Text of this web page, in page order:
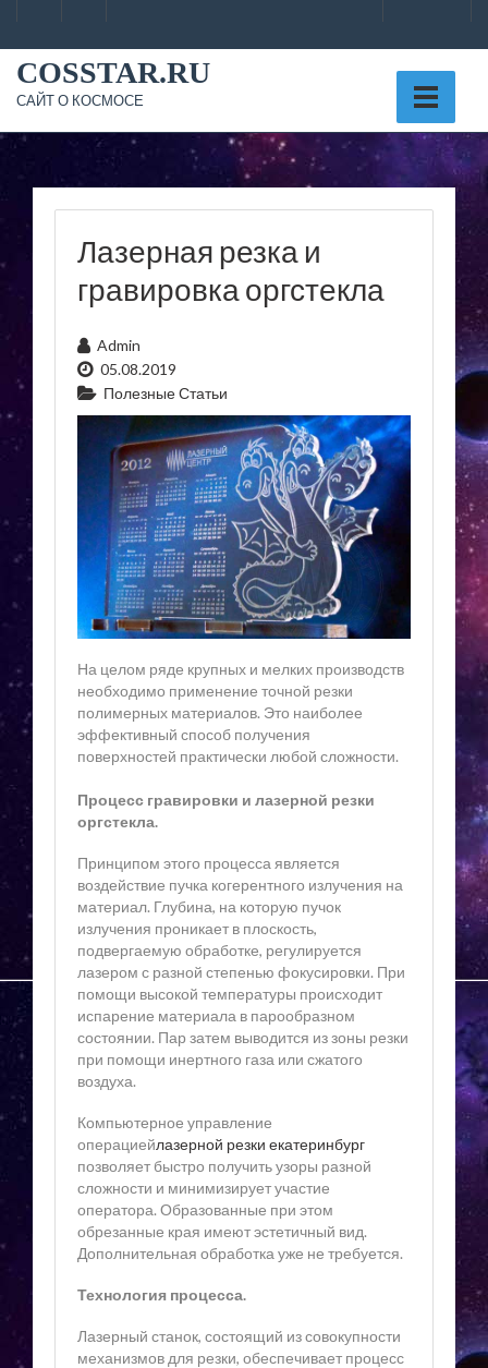
content
COSSTAR.RU
САЙТ О КОСМОСЕ
Лазерная резка и
гравировка оргстекла
Admin
05.08.2019
Полезные Статьи
На целом ряде крупных и мелких производств
необходимо применение точной резки
полимерных материалов. Это наиболее
эффективный способ получения
поверхностей практически любой сложности.
Процесс гравировки и лазерной резки
оргстекла.
Принципом этого процесса является
воздействие пучка когерентного излучения на
материал. Глубина, на которую пучок
излучения проникает в плоскость,
подвергаемую обработке, регулируется
лазером с разной степенью фокусировки. При
помощи высокой температуры происходит
испарение материала в парообразном
состоянии. Пар затем выводится из зоны резки
при помощи инертного газа или сжатого
воздуха.
Компьютерное управление
операциейлазерной резки екатеринбург
позволяет быстро получить узоры разной
сложности и минимизирует участие
оператора. Образованные при этом
обрезанные края имеют эстетичный вид.
Дополнительная обработка уже не требуется.
Технология процесса.
Лазерный станок, состоящий из совокупности
механизмов для резки, обеспечивает процесс